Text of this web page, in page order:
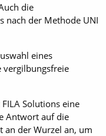
die
nach der Methode UNI
eines
vergilbungsfreie
Solutions eine
Antwort auf die
an der Wurzel an, um